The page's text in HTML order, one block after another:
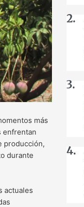
más
enfrentan
producción,
durante
actuales